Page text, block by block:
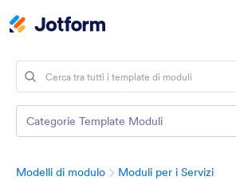
Modelli di modulo Moduli per i Servizi
Categorie Template Moduli